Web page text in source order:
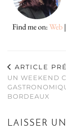
Find me on:Web|
ARTICLE
UN WEEKEND
BORDEAUX
LAISSER